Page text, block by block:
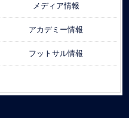
メディア情報
アカデミー情報
フットサル情報